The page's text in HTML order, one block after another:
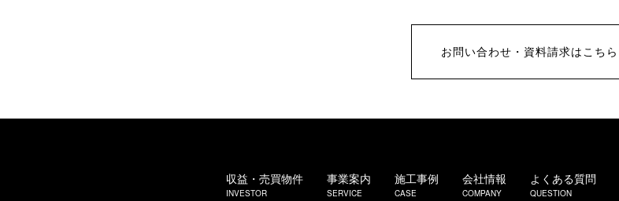
お問い合わせ・資料請求はこちら
収益・売買物件
INVESTOR
事業案内
SERVICE
施工事例
CASE
会社情報
COMPANY
よくある質問
QUESTION